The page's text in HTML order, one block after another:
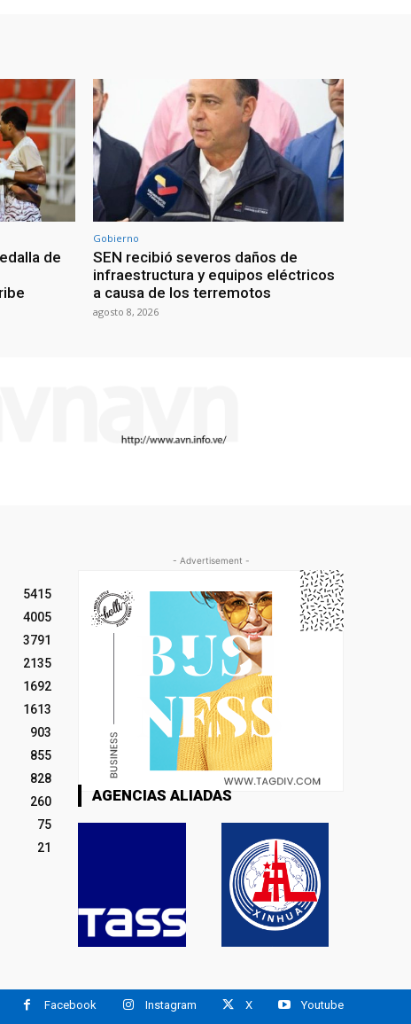
de
Gobierno
SEN recibió severos daños de
infraestructura y equipos eléctricos
a causa de los terremotos
agosto 8, 2026
5415
4005
3791
2135
1692
1613
903
855
828
260
75
21
- Advertisement -
AGENCIAS ALIADAS
Facebook Instagram X Youtube